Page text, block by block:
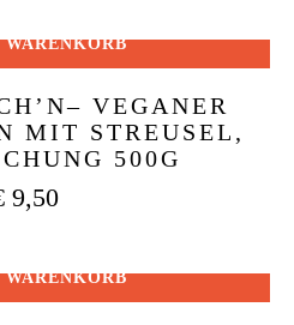
€ 78,00€ 73,00.
VEGANER
MIT STREUSEL,
500G
9,50